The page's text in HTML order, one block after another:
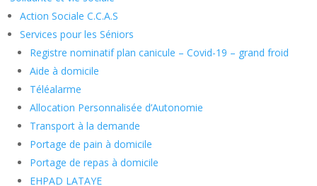
Action Sociale C.C.A.S
Services pour les Séniors
Registre nominatif plan canicule – Covid-19 – grand froid
Aide à domicile
Téléalarme
Allocation Personnalisée d’Autonomie
Transport à la demande
Portage de pain à domicile
Portage de repas à domicile
EHPAD LATAYE